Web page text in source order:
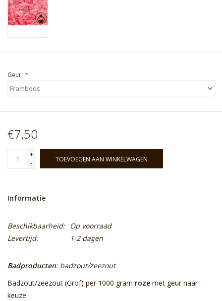
Geur: *
€7,50
+
-
TOEVOEGEN AAN WINKELWAGEN
Informatie
Beschikbaarheid: Op voorraad
Levertijd:
1-2 dagen
Badproducten: badzout/zeezout
Badzout/zeezout (Grof) per 1000 gram roze met geur naar
keuze.